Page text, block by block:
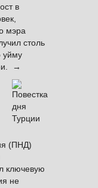
в
мэра
столь
уйму
→
(ПНД)
ключевую
не